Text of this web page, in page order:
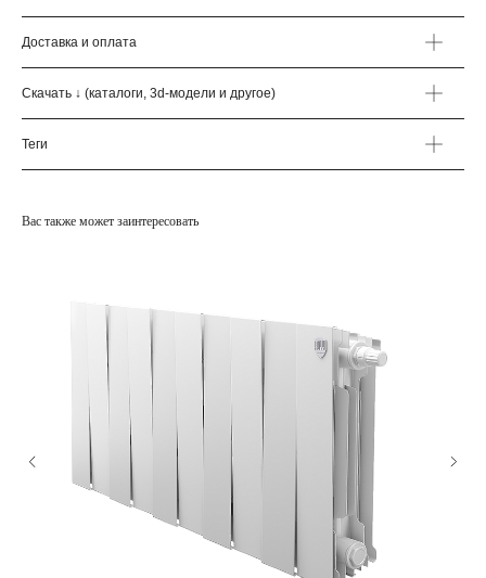
Доставка и оплата
Скачать ↓ (каталоги, 3d-модели и другое)
Теги
Вас также может заинтересовать